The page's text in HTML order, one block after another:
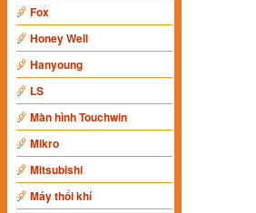
Fox
Honey Well
Hanyoung
LS
Màn hình Touchwin
Mikro
Mitsubishi
Máy thổi khí